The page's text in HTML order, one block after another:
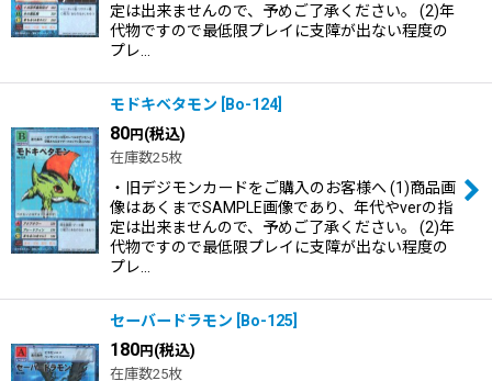
定は出来ませんので、予めご了承ください。 (2)年
代物ですので最低限プレイに支障が出ない程度の
プレ…
モドキベタモン Bo-124]
80円(税込)
在庫数25枚
・旧デジモンカードをご購入のお客様へ (1)商品画
像はあくまでSAMPLE画像であり、年代やverの指
定は出来ませんので、予めご了承ください。 (2)年
代物ですので最低限プレイに支障が出ない程度の
プレ…
セーバードラモン Bo-125
180円(税込)
在庫数25枚